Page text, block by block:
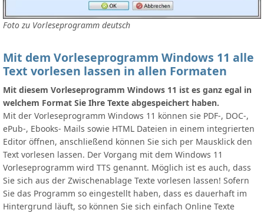
Foto zu Vorleseprogramm deutsch
Mit dem Vorleseprogramm Windows 11 alle
Text vorlesen lassen in allen Formaten
Mit diesem Vorleseprogramm Windows 11 ist es ganz egal in
welchem Format Sie Ihre Texte abgespeichert haben.
Mit der Vorleseprogramm Windows 11 können sie PDF-, DOC-,
ePub-, Ebooks- Mails sowie HTML Dateien in einem integrierten
Editor öffnen, anschließend können Sie sich per Mausklick den
Text vorlesen lassen. Der Vorgang mit dem Windows 11
Vorleseprogramm wird TTS genannt. Möglich ist es auch, dass
Sie sich aus der Zwischenablage Texte vorlesen lassen! Sofern
Sie das Programm so eingestellt haben, dass es dauerhaft im
Hintergrund läuft, so können Sie sich einfach Online Texte